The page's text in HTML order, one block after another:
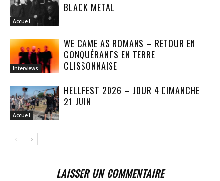
Accueil
BLACK METAL
Interviews
WE CAME AS ROMANS – RETOUR EN
CONQUÉRANTS EN TERRE
CLISSONNAISE
Accueil
HELLFEST 2026 – JOUR 4 DIMANCHE
21 JUIN
LAISSER UN COMMENTAIRE